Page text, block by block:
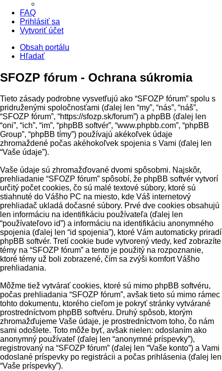
FAQ
Prihlásiť sa
Vytvoriť účet
Obsah portálu
Hľadať
SFOZP fórum - Ochrana súkromia
Tieto zásady podrobne vysvetľujú ako “SFOZP fórum” spolu s
pridruženými spoločnosťami (ďalej len “my”, “nás”, “náš”,
“SFOZP fórum”, “https://sfozp.sk/forum”) a phpBB (ďalej len
“oni”, “ich”, “im”, “phpBB softvér”, “www.phpbb.com”, “phpBB
Group”, “phpBB tímy”) používajú akékoľvek údaje
zhromaždené počas akéhokoľvek spojenia s Vami (ďalej len
“Vaše údaje”).
Vaše údaje sú zhromažďované dvomi spôsobmi. Najskôr,
prehliadanie “SFOZP fórum” spôsobí, že phpBB softvér vytvorí
určitý počet cookies, čo sú malé textové súbory, ktoré sú
stiahnuté do Vášho PC na miesto, kde Váš internetový
prehliadač ukladá dočasné súbory. Prvé dve cookies obsahujú
len informáciu na identifikáciu používateľa (ďalej len
“používateľovo id”) a informáciu na identifikáciu anonymného
spojenia (ďalej len “id spojenia”), ktoré Vám automaticky priradí
phpBB softvér. Tretí cookie bude vytvorený vtedy, keď zobrazíte
témy na “SFOZP fórum” a tento je použitý na rozpoznanie,
ktoré témy už boli zobrazené, čím sa zvýši komfort Vášho
prehliadania.
Môžme tiež vytvárať cookies, ktoré sú mimo phpBB softvéru,
počas prehliadania “SFOZP fórum”, avšak tieto sú mimo rámec
tohto dokumentu, ktorého cieľom je pokryť stránky vytvárané
prostredníctvom phpBB softvéru. Druhý spôsob, ktorým
zhromažďujeme Vaše údaje, je prostredníctvom toho, čo nám
sami odošlete. Toto môže byť, avšak nielen: odoslaním ako
anonymný používateľ (ďalej len “anonymné príspevky”),
registrovaný na “SFOZP fórum” (ďalej len “Vaše konto”) a Vami
odoslané príspevky po registrácii a počas prihlásenia (ďalej len
“Vaše príspevky”).